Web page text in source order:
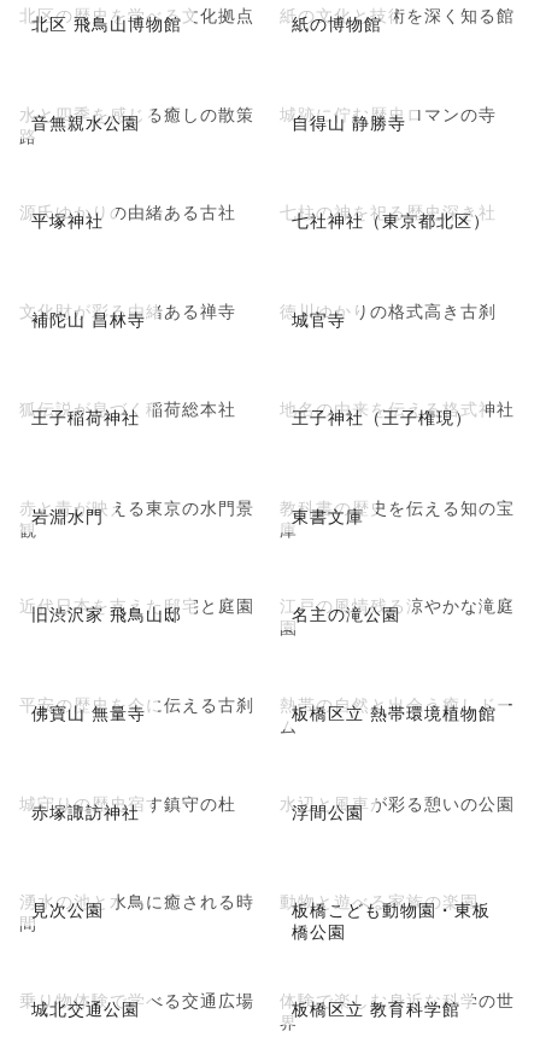
北区 飛鳥山博物館
北区の歴史を学べる文化拠点 紙の博物館
紙の文化と技術を深く知る館
音無親水公園
水と四季を感じる癒しの散策
路
自得山 静勝寺
城跡に佇む歴史ロマンの寺
平塚神社
源氏ゆかりの由緒ある古社 七社神社（東京都北区）
七柱の神を祀る歴史深き社
補陀山 昌林寺
文化財が彩る由緒ある禅寺 城官寺
徳川ゆかりの格式高き古刹
王子稲荷神社
狐伝説が息づく稲荷総本社 王子神社（王子権現）
地名の由来を伝える格式神社
岩淵水門
赤と青が映える東京の水門景
観
東書文庫
教科書の歴史を伝える知の宝
庫
旧渋沢家 飛鳥山邸
近代日本を支えた邸宅と庭園 名主の滝公園
江戸の風情残る涼やかな滝庭
園
佛寶山 無量寺
平安の歴史を今に伝える古刹 板橋区立 熱帯環境植物館
熱帯の自然と出会う癒しドー
ム
赤塚諏訪神社
城守りの歴史宿す鎮守の杜 浮間公園
水辺と風車が彩る憩いの公園
見次公園
湧水の池と水鳥に癒される時
間
板橋こども動物園・東板
橋公園
動物と遊べる家族の楽園
城北交通公園
乗り物体験で学べる交通広場 板橋区立 教育科学館
体験で楽しむ身近な科学の世
界